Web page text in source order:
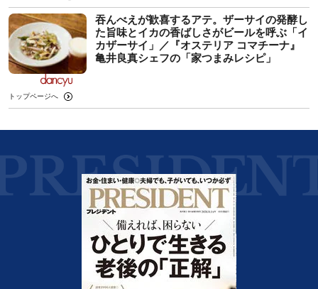
吞んべえが歓喜するアテ。ザーサイの発酵し
た旨味とイカの香ばしさがビールを呼ぶ「イ
カザーサイ」／『オステリア コマチーナ』
⻲井良真シェフの「家つまみレシピ」
トップページへ